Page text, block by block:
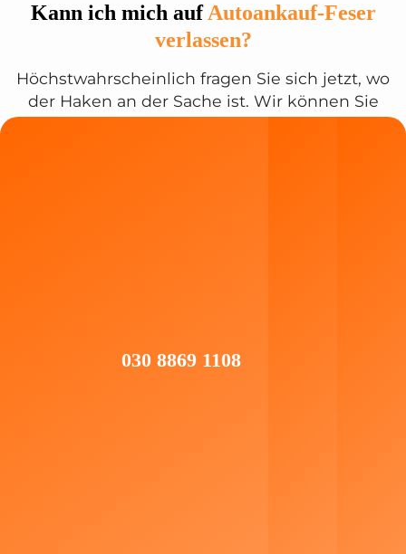
Kann ich mich aufAutoankauf-Feser
verlassen?
Höchstwahrscheinlich fragen Sie sich jetzt, wo
der Haken an der Sache ist. Wir können Sie
beruhigen: es gibt keinen Haken. Wenn Sie es
030 8869 1108